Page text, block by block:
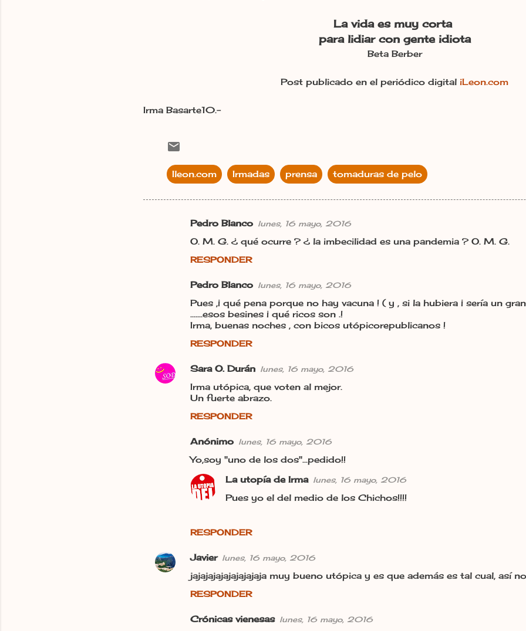
La vida es muy corta
para lidiar con gente idiota
Beta Berber
Post publicado en el periódico digital iLeon.com
Irma Basarte10.-
Ileon.com Irmadas prensa tomaduras de pelo
o
Pedro Blanco lunes, 16 mayo, 2016
O. M. G. ¿ qué ocurre ? ¿ la imbecilidad es una pandemia ? O. M. G.
RESPONDER
Pedro Blanco lunes, 16 mayo, 2016
Pues ,¡ qué pena porque no hay vacuna ! ( y , si la hubiera ¡ sería un
.......esos besines ¡ qué ricos son .!
Irma, buenas noches , con bicos utópicorepublicanos !
RESPONDER
Sara O. Durán lunes, 16 mayo, 2016
Irma utópica, que voten al mejor.
Un fuerte abrazo.
RESPONDER
Anónimo lunes, 16 mayo, 2016
Yo,soy "uno de los dos"...pedido!!
RESPONDER
La utopía de Irma lunes, 16 mayo, 2016
Pues yo el del medio de los Chichos!!!!
Javier lunes, 16 mayo, 2016
jajajajajajajajajaja muy bueno utópica y es que además es tal cual, así
RESPONDER
Crónicas vienesas lunes, 16 mayo, 2016